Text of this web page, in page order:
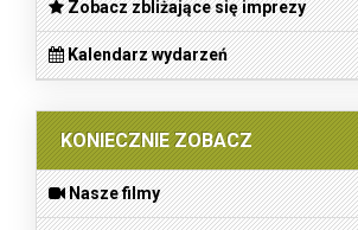
Zobacz zbliżające się imprezy
Kalendarz wydarzeń
KONIECZNIE ZOBACZ
Nasze filmy